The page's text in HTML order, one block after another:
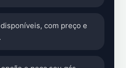
com preço e